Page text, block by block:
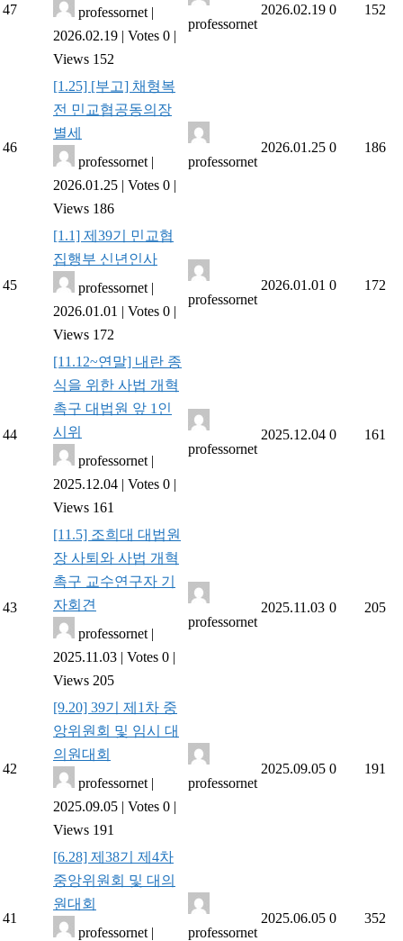
47
professornet |
2026.02.19 | Votes 0 |
Views 152
professornet
2026.02.19 0 152
46
[1.25] [부고] 채형복
전 민교협공동의장
별세
professornet |
2026.01.25 | Votes 0 |
Views 186
professornet
2026.01.25 0 186
45
[1.1] 제39기 민교협
집행부 신년인사
professornet |
2026.01.01 | Votes 0 |
Views 172
professornet
2026.01.01 0 172
44
[11.12~연말] 내란 종
식을 위한 사법 개혁
촉구 대법원 앞 1인
시위
professornet |
2025.12.04 | Votes 0 |
Views 161
professornet
2025.12.04 0 161
43
[11.5] 조희대 대법원
장 사퇴와 사법 개혁
촉구 교수연구자 기
자회견
professornet |
2025.11.03 | Votes 0 |
Views 205
professornet
2025.11.03 0 205
42
[9.20] 39기 제1차 중
앙위원회 및 임시 대
의원대회
professornet |
2025.09.05 | Votes 0 |
Views 191
professornet
2025.09.05 0 191
41
[6.28] 제38기 제4차
중앙위원회 및 대의
원대회
professornet |
professornet
2025.06.05 0 352